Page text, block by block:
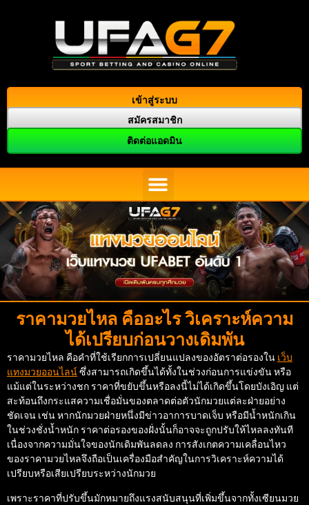
เข้าสู่ระบบ
สมัครสมาชิก
ติดต่อแอดมิน
ราคามวยไหล คืออะไร วิเคราะห์ความ
ได้เปรียบก่อนวางเดิมพัน
ราคามวยไหล คือคำที่ใช้เรียกการเปลี่ยนแปลงของอัตราต่อรองใน เว็บ
แทงมวยออนไลน์ซึ่งสามารถเกิดขึ้นได้ทั้งในช่วงก่อนการแข่งขัน หรือ
แม้แต่ในระหว่างชก ราคาที่ขยับขึ้นหรือลงนี้ไม่ได้เกิดขึ้นโดยบังเอิญ แต่
สะท้อนถึงกระแสความเชื่อมั่นของตลาดต่อตัวนักมวยแต่ละฝ่ายอย่าง
ชัดเจน เช่น หากนักมวยฝ่ายหนึ่งมีข่าวอาการบาดเจ็บ หรือมีน้ำหนักเกิน
ในช่วงชั่งน้ำหนัก ราคาต่อรองของฝั่งนั้นก็อาจจะถูกปรับให้ไหลลงทันที
เนื่องจากความมั่นใจของนักเดิมพันลดลง การสังเกตความเคลื่อนไหว
ของราคามวยไหลจึงถือเป็นเครื่องมือสำคัญในการวิเคราะห์ความได้
เปรียบหรือเสียเปรียบระหว่างนักมวย
เพราะราคาที่ปรับขึ้นมักหมายถึงแรงสนับสนุนที่เพิ่มขึ้นจากทั้งเซียนมวย